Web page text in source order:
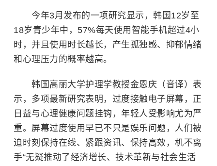
今年3月发布的一项研究显示，韩国12岁至
18岁青少年中，57%每天使用智能手机超过4小
时，并且使用时长越长，产生孤独感、抑郁情绪
和心理压力的概率越高。
韩国高丽大学护理学教授金恩庆（音译）表
示，多项最新研究表明，过度接触电子屏幕，正
日益与心理健康问题挂钩，年轻人受影响尤为严
重。屏幕过度使用早已不只是娱乐问题，人们被
迫时刻保持在线、紧跟资讯、保持高效，机不离
手“无疑推动了经济增长、技术革新与社会生活